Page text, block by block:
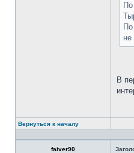
не
В
Вернуться к началу
faiver90